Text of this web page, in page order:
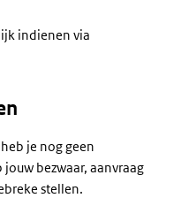
indienen via
je nog geen
bezwaar, aanvraag
stellen.